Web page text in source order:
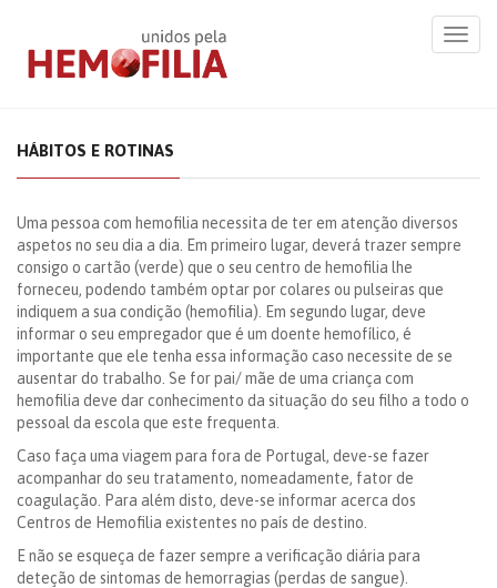
HÁBITOS E ROTINAS
Uma pessoa com hemofilia necessita de ter em atenção diversos
aspetos no seu dia a dia. Em primeiro lugar, deverá trazer sempre
consigo o cartão (verde) que o seu centro de hemofilia lhe
forneceu, podendo também optar por colares ou pulseiras que
indiquem a sua condição (hemofilia). Em segundo lugar, deve
informar o seu empregador que é um doente hemofílico, é
importante que ele tenha essa informação caso necessite de se
ausentar do trabalho. Se for pai/ mãe de uma criança com
hemofilia deve dar conhecimento da situação do seu filho a todo o
pessoal da escola que este frequenta.
Caso faça uma viagem para fora de Portugal, deve-se fazer
acompanhar do seu tratamento, nomeadamente, fator de
coagulação. Para além disto, deve-se informar acerca dos
Centros de Hemofilia existentes no país de destino.
E não se esqueça de fazer sempre a verificação diária para
deteção de sintomas de hemorragias (perdas de sangue).